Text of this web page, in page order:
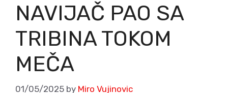
NAVIJAČ PAO SA
TRIBINA TOKOM
MEČA
01/05/2025 by Miro Vujinovic